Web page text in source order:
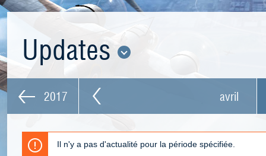
Updates
2017 avril
Il n'y a pas d'actualité pour la période spécifiée.